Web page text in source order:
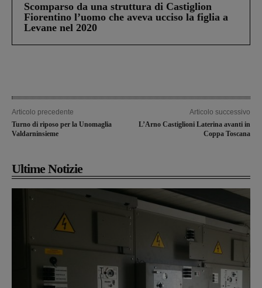
Scomparso da una struttura di Castiglion
Fiorentino l’uomo che aveva ucciso la figlia a
Levane nel 2020
Articolo precedente
Turno di riposo per la Unomaglia
Valdarninsieme
Articolo successivo
L’Arno Castiglioni Laterina avanti in
Coppa Toscana
Ultime Notizie